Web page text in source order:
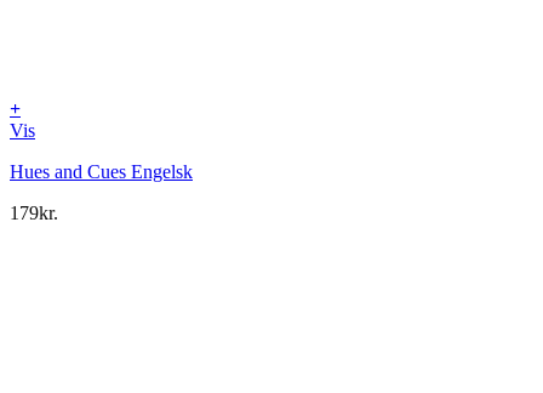
+
Vis
Hues and Cues Engelsk
179kr.